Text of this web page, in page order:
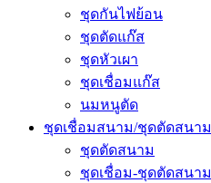
ชุดกันไฟย้อน
ชุดตัดแก๊ส
ชุดหัวเผา
ชุดเชื่อมแก๊ส
นมหนูตัด
ชุดเชื่อมสนาม/ชุดตัดสนาม
ชุดตัดสนาม
ชุดเชื่อม-ชุดตัดสนาม